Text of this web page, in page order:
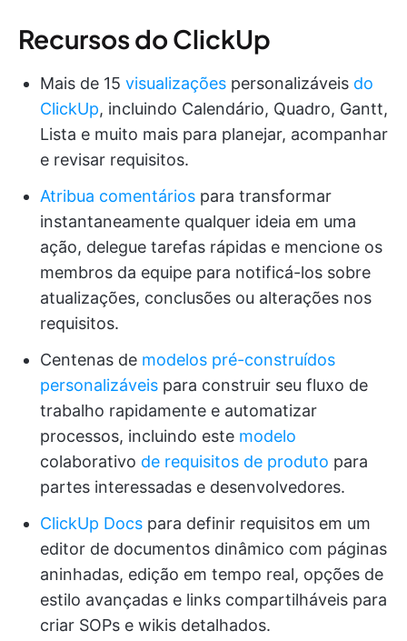
Recursos do ClickUp
Mais de 15 visualizações personalizáveis do
ClickUp, incluindo Calendário, Quadro, Gantt,
Lista e muito mais para planejar, acompanhar
e revisar requisitos.
Atribua comentários para transformar
instantaneamente qualquer ideia em uma
ação, delegue tarefas rápidas e mencione os
membros da equipe para notificá-los sobre
atualizações, conclusões ou alterações nos
requisitos.
Centenas de modelos pré-construídos
personalizáveis para construir seu fluxo de
trabalho rapidamente e automatizar
processos, incluindo este modelo
colaborativo de requisitos de produto para
partes interessadas e desenvolvedores.
ClickUp Docs para definir requisitos em um
editor de documentos dinâmico com páginas
aninhadas, edição em tempo real, opções de
estilo avançadas e links compartilháveis para
criar SOPs e wikis detalhados.